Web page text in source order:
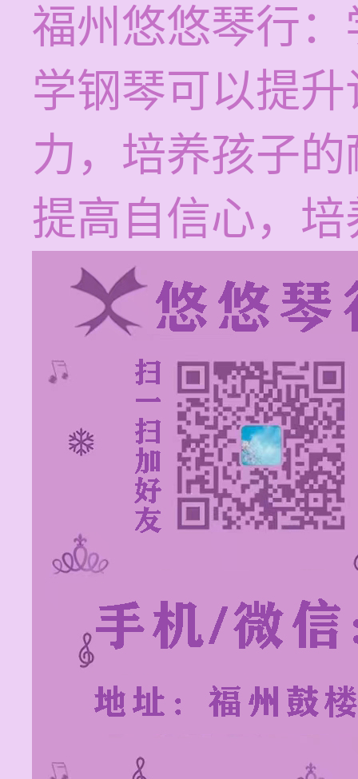
福州悠悠琴行
学钢琴可以提
力，培养孩子
提高自信心，